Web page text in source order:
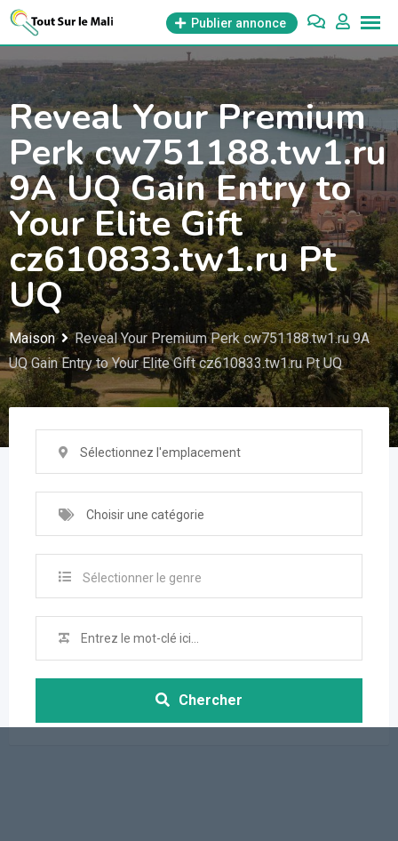
Aller
contenu
Publier annonce
Reveal Your Premium
Perk cw751188.tw1.ru
9A UQ Gain Entry to
Your Elite Gift
cz610833.tw1.ru Pt
UQ
Maison
Reveal Your Premium Perk cw751188.tw1.ru 9A
UQ Gain Entry to Your Elite Gift cz610833.tw1.ru Pt UQ
Sélectionnez l'emplacement
Choisir une catégorie
Sélectionner le genre
Chercher